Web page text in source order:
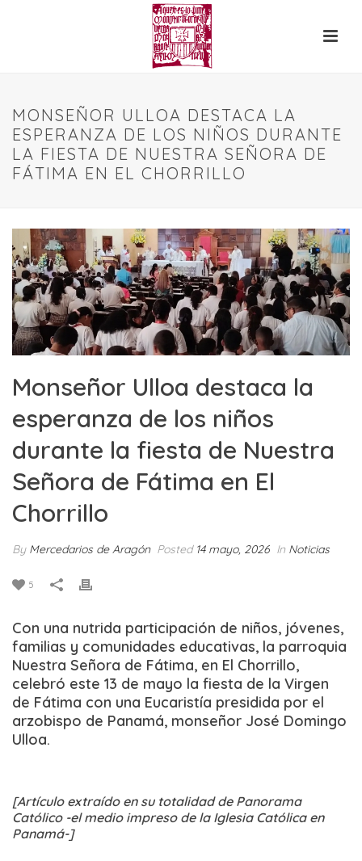
MONSEÑOR ULLOA DESTACA LA
ESPERANZA DE LOS NIÑOS DURANTE
LA FIESTA DE NUESTRA SEÑORA DE
FÁTIMA EN EL CHORRILLO
Monseñor Ulloa destaca la
esperanza de los niños
durante la fiesta de Nuestra
Señora de Fátima en El
Chorrillo
By Mercedarios de Aragón Posted 14 mayo, 2026 In Noticias
5
Con una nutrida participación de niños, jóvenes,
familias y comunidades educativas, la parroquia
Nuestra Señora de Fátima, en El Chorrillo,
celebró este 13 de mayo la fiesta de la Virgen
de Fátima con una Eucaristía presidida por el
arzobispo de Panamá, monseñor José Domingo
Ulloa.
[Artículo extraído en su totalidad de Panorama
Católico -el medio impreso de la Iglesia Católica en
Panamá-]